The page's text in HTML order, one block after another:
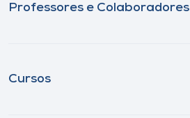
Professores e Colaboradores
Cursos